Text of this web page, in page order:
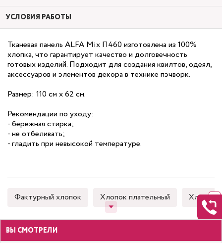
УСЛОВИЯ РАБОТЫ
Тканевая панель ALFA Mix П460 изготовлена из 100%
хлопка, что гарантирует качество и долговечность
готовых изделий. Подходит для создания квилтов, одеял,
аксессуаров и элементов декора в технике пэчворк.
Размер: 110 см х 62 см.
Рекомендации по уходу:
- бережная стирка;
- не отбеливать;
- гладить при невысокой температуре.
Фактурный хлопок Хлопок плательный Хлопок
ВЫ СМОТРЕЛИ